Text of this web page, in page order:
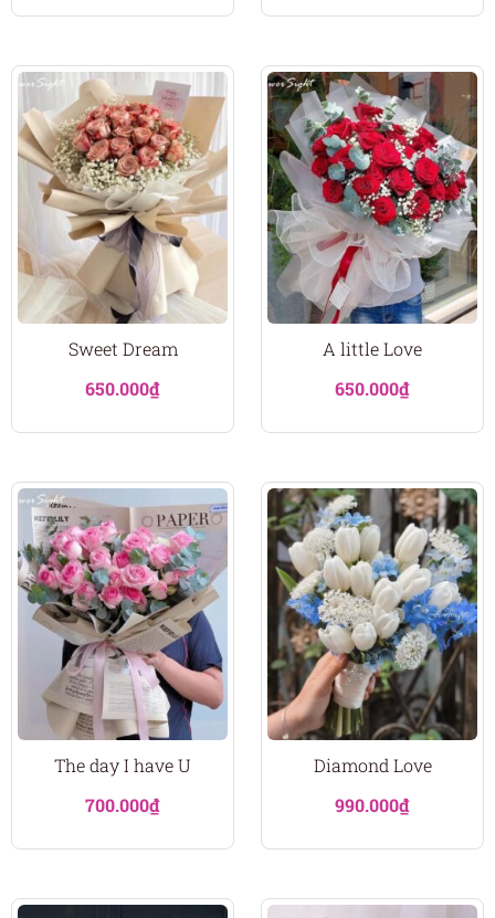
Sweet Dream
650.000₫
A little Love
650.000₫
The day I have U
700.000₫
Diamond Love
990.000₫